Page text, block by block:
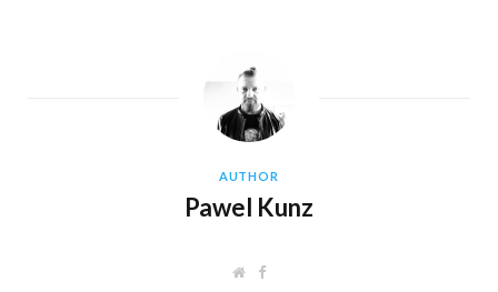
AUTHOR
Pawel Kunz
W
F